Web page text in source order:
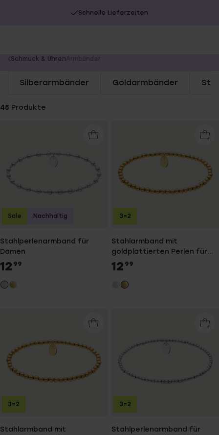
Schnelle Lieferzeiten
You
here:
Schmuck & UhrenArmbänder
Silberarmbänder Goldarmbänder
45 Produkte
Stahlperlenarmband für
Damen
12 99
Sale Nachhaltig
Stahlarmband mit
goldplattierten Perlen für
Damen
12 99
3=2
Stahlarmband mit
3=2
Stahlperlenarmband für
3=2